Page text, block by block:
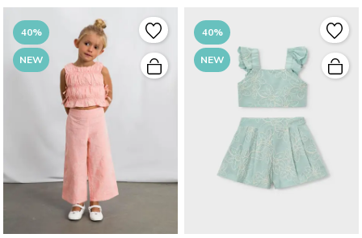
40%
NEW
40%
NEW